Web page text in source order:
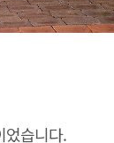
었습니다.